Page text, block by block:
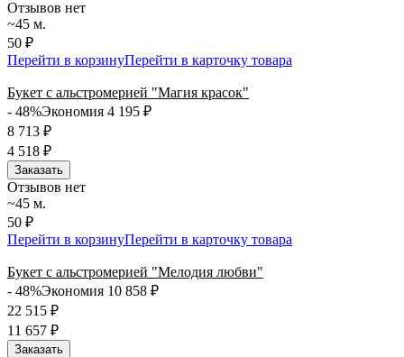
Отзывов нет
~45 м.
50 ₽
Перейти в корзинуПерейти в карточку товара
Букет с альстромерией "Магия красок"
- 48%Экономия 4 195 ₽
8 713 ₽
4 518 ₽
Заказать
Отзывов нет
~45 м.
50 ₽
Перейти в корзинуПерейти в карточку товара
Букет с альстромерией "Мелодия любви"
- 48%Экономия 10 858 ₽
22 515 ₽
11 657 ₽
Заказать